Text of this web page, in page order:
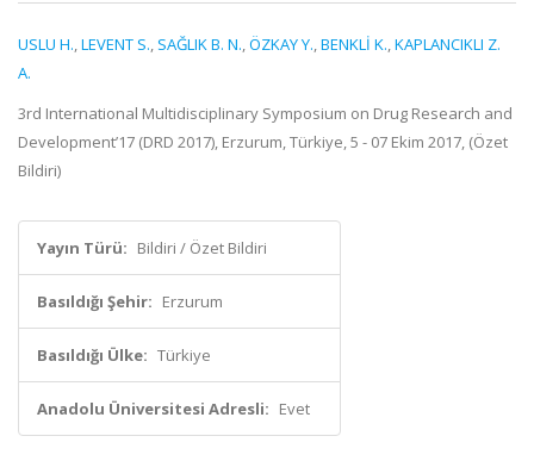
USLU H.,LEVENT S., SAĞLIK B. N.,ÖZKAY Y.,BENKLİ K.,KAPLANCIKLI Z.
A.
3rd International Multidisciplinary Symposium on Drug Research and
Development’17 (DRD 2017), Erzurum, Türkiye, 5 - 07 Ekim 2017, (Özet
Bildiri)
Yayın Türü: Bildiri / Özet Bildiri
Basıldığı Şehir: Erzurum
Basıldığı Ülke: Türkiye
Anadolu Üniversitesi Adresli: Evet